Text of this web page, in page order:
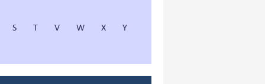
S T V W X Y